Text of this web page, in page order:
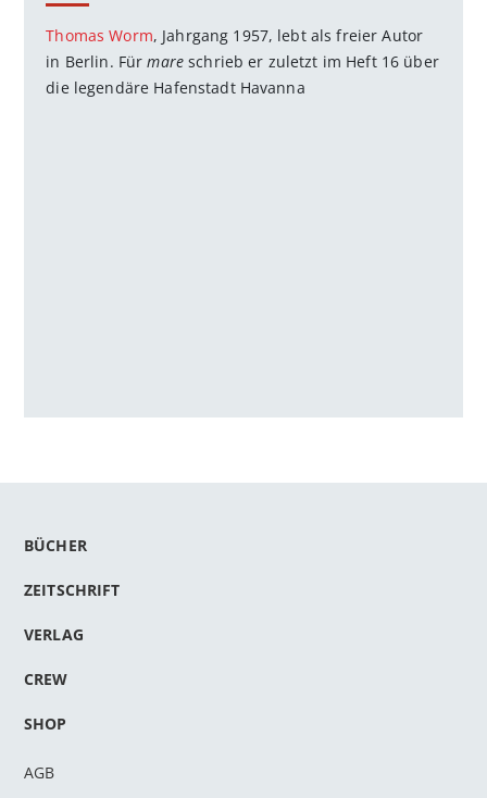
Thomas Worm, Jahrgang 1957, lebt als freier Autor
in Berlin. Fürmareschrieb er zuletzt im Heft 16 über
die legendäre Hafenstadt Havanna
BÜCHER
ZEITSCHRIFT
VERLAG
CREW
SHOP
AGB